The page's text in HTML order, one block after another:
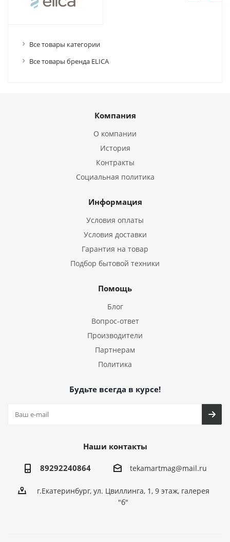
Все товары категории
Все товары бренда ELICA
Компания
О компании
История
Контракты
Социальная политика
Информация
Условия оплаты
Условия доставки
Гарантия на товар
Подбор бытовой техники
Помощь
Блог
Вопрос-ответ
Производители
Партнерам
Политика
Будьте всегда в курсе!
Наши контакты
89292240864 tekamartmag@mail.ru
г.Екатеринбург, ул. Цвиллинга, 1, 9 этаж, галерея
"б"